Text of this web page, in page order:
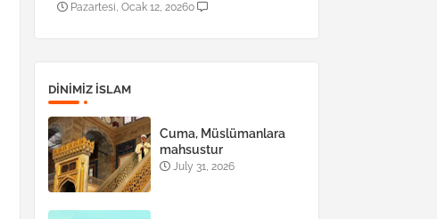
Pazartesi, Ocak 12, 20260
DINIMIZ ISLAM
Cuma, Müslümanlara
mahsustur
July 31, 2026